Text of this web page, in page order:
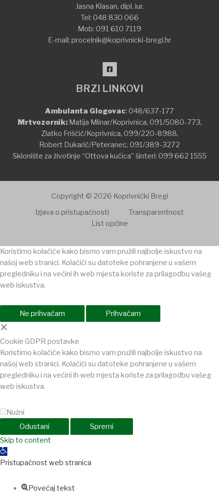
Jasna Klasan, dipl. iur.
Tel: 048 830 066
Mob: 091 610 7119
E-mail: procelnik@koprivnicki-bregi.hr
BRZI LINKOVI
Ambulanta Glogovac: 048/637-177
Mrtvozornik:Matija Mlinar/Koprivnica, 091/5080-773,
Zlatko Friščić/Koprivnica, 099/220-8988,
Robert Dukarić/Peteranec, 091/389-3272
Sklonište za životinje “Ottova kućica” šinteri: 099 662 1555
Copyright © 2026 Koprivnički Bregi
Izjava o pristupačnosti
Transparentnost
List općine
Koristimo kolačiće kako bismo vam pružili najbolje iskustvo na
našoj web stranici. Kolačići su datoteke pohranjene u vašem
pregledniku i na većini ih web mjesta koriste za prilagodbu vašeg
web iskustva.
Ne prihvaćam Prihvaćam
×
Cookie GDPR postavke
Koristimo kolačiće kako bismo vam pružili najbolje iskustvo na
našoj web stranici. Kolačići su datoteke pohranjene u vašem
pregledniku i na većini ih web mjesta koriste za prilagodbu vašeg
web iskustva.
Nužni
Odustani
Spremi
Skip to content
Open
toolbar
Pristupačnost web stranica
Povećaj tekst